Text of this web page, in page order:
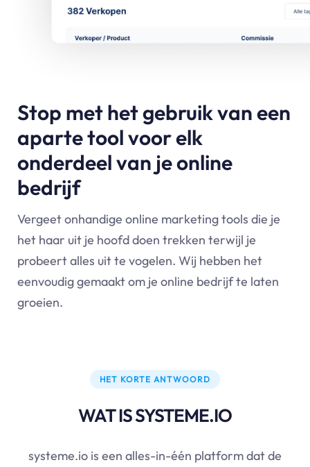
Stop met het gebruik van een
aparte tool voor elk
onderdeel van je online
bedrijf
Vergeet onhandige online marketing tools die je
het haar uit je hoofd doen trekken terwijl je
probeert alles uit te vogelen. Wij hebben het
eenvoudig gemaakt om je online bedrijf te laten
groeien.
HET KORTE ANTWOORD
WAT IS SYSTEME.IO
systeme.io is een alles-in-één platform dat de